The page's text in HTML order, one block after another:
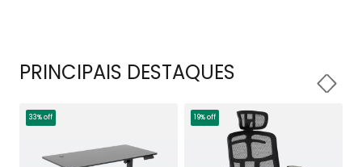
PRINCIPAIS DESTAQUES
33% off 19% off